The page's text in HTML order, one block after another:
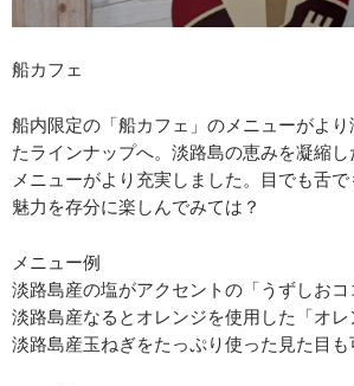
船カフェ
船内限定の「船カフェ」のメニューがよ
たラインナップへ。淡路島の恵みを凝縮
メニューがより充実しました。目でも舌
魅力を存分に楽しんでみては？
メニュー例
淡路島産の塩がアクセントの「うずしおコ
淡路島産なるとオレンジを使用した「オレ
淡路島産玉ねぎをたっぷり使った見た目も